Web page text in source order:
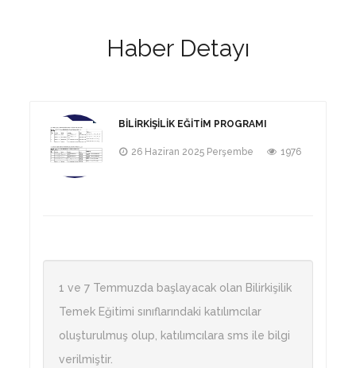
Haber Detayı
BILIRKIŞILIK EĞITIM PROGRAMI
26 Haziran 2025 Perşembe 1976
1 ve 7 Temmuzda başlayacak olan Bilirkişilik
Temek Eğitimi sınıflarındaki katılımcılar
oluşturulmuş olup, katılımcılara sms ile bilgi
verilmiştir.